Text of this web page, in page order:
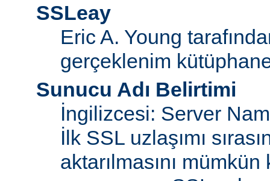
SSLeay
Eric A. Young
gerçeklenim
Sunucu Adı Belirtimi
İngilizcesi: Server
İlk SSL uzlaşımı
aktarılmasını